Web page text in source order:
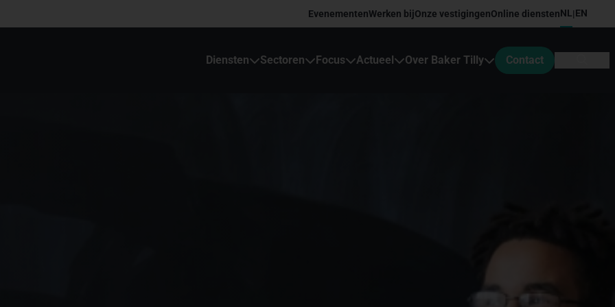
EvenementenWerken bijOnze vestigingenOnline dienstenNL|EN
Diensten Sectoren Focus Actueel Over Baker Tilly Contact